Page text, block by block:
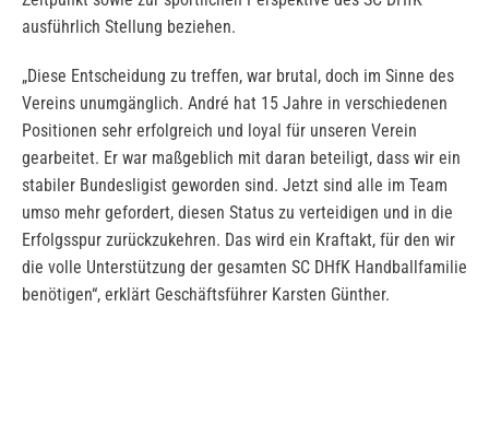
ausführlich Stellung beziehen.
„Diese Entscheidung zu treffen, war brutal, doch im Sinne des
Vereins unumgänglich. André hat 15 Jahre in verschiedenen
Positionen sehr erfolgreich und loyal für unseren Verein
gearbeitet. Er war maßgeblich mit daran beteiligt, dass wir ein
stabiler Bundesligist geworden sind. Jetzt sind alle im Team
umso mehr gefordert, diesen Status zu verteidigen und in die
Erfolgsspur zurückzukehren. Das wird ein Kraftakt, für den wir
die volle Unterstützung der gesamten SC DHfK Handballfamilie
benötigen“, erklärt Geschäftsführer Karsten Günther.